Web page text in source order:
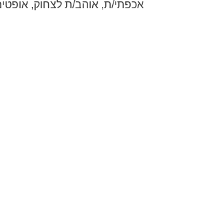
אכפתי/ת, אוהב/ת לצחוק,